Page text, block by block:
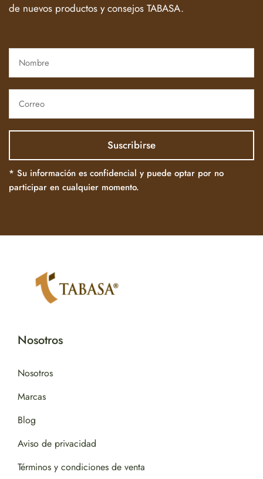
de nuevos productos y consejos TABASA.
* Su información es confidencial y puede optar por no
participar en cualquier momento.
Nosotros
Nosotros
Marcas
Blog
Aviso de privacidad
Términos y condiciones de venta